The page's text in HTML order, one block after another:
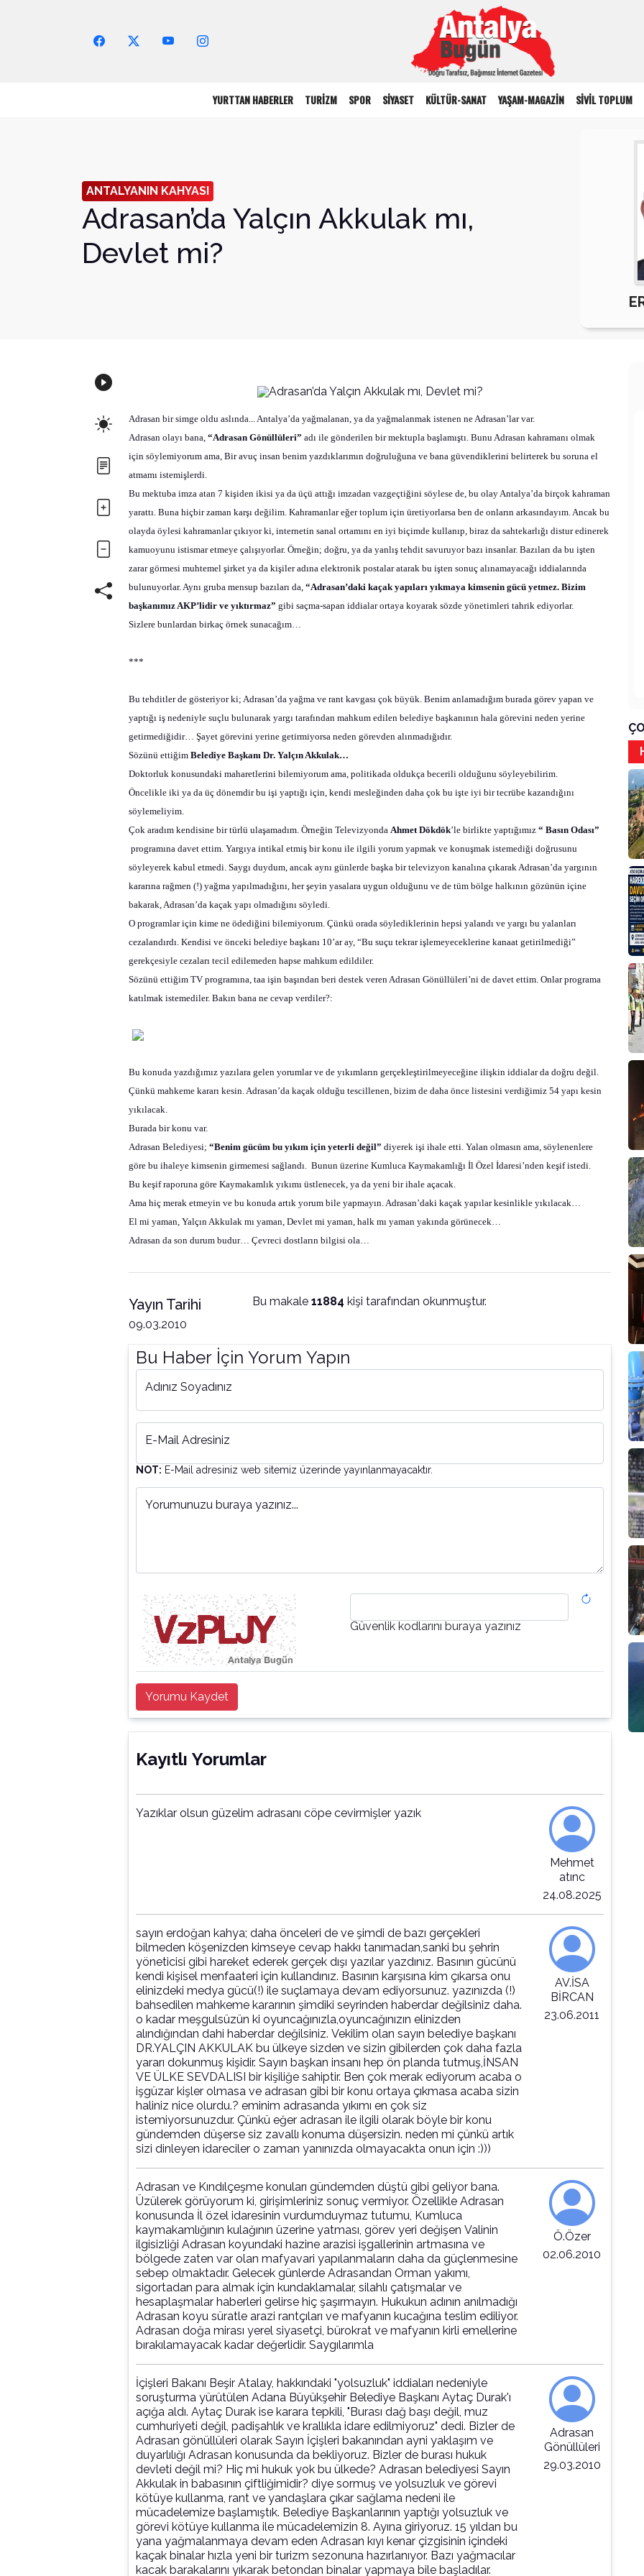
YURTTAN HABERLER TURİZM SPOR SİYASET KÜLTÜR-SANAT YAŞAM-MAGAZİN SİVİL TOPLUM
ANTALYANIN KAHYASI
Adrasan’da Yalçın Akkulak mı,
Devlet mi?
Adrasan bir simge oldu aslında... Antalya’da yağmalanan, ya da yağmalanmak istenen ne Adrasan’lar var.
Adrasan olayı bana, “Adrasan Gönüllüleri” adı ile gönderilen bir mektupla başlamıştı. Bunu Adrasan kahramanı olmak
için söylemiyorum ama, Bir avuç insan benim yazdıklarımın doğruluğuna ve bana güvendiklerini belirterek bu soruna el
atmamı istemişlerdi.
Bu mektuba imza atan 7 kişiden ikisi ya da üçü attığı imzadan vazgeçtiğini söylese de, bu olay Antalya’da birçok kahraman
yarattı. Buna hiçbir zaman karşı değilim. Kahramanlar eğer toplum için üretiyorlarsa ben de onların arkasındayım. Ancak bu
olayda öylesi kahramanlar çıkıyor ki, internetin sanal ortamını en iyi biçimde kullanıp, biraz da sahtekarlığı distur edinerek
kamuoyunu istismar etmeye çalışıyorlar. Örneğin; doğru, ya da yanlış tehdit savuruyor bazı insanlar. Bazıları da bu işten
zarar görmesi muhtemel şirket ya da kişiler adına elektronik postalar atarak bu işten sonuç alınamayacağı iddialarında
bulunuyorlar. Aynı gruba mensup bazıları da, “Adrasan’daki kaçak yapıları yıkmaya kimsenin gücü yetmez. Bizim
başkanımız AKP’lidir ve yıktırmaz” gibi saçma-sapan iddialar ortaya koyarak sözde yönetimleri tahrik ediyorlar.
Sizlere bunlardan birkaç örnek sunacağım…
***
Bu tehditler de gösteriyor ki; Adrasan’da yağma ve rant kavgası çok büyük. Benim anlamadığım burada görev yapan ve
yaptığı iş nedeniyle suçlu bulunarak yargı tarafından mahkum edilen belediye başkanının hala görevini neden yerine
getirmediğidir… Şayet görevini yerine getirmiyorsa neden görevden alınmadığıdır.
Sözünü ettiğim Belediye Başkanı Dr. Yalçın Akkulak…
Doktorluk konusundaki maharetlerini bilemiyorum ama, politikada oldukça becerili olduğunu söyleyebilirim.
Öncelikle iki ya da üç dönemdir bu işi yaptığı için, kendi mesleğinden daha çok bu işte iyi bir tecrübe kazandığını
söylemeliyim.
Çok aradım kendisine bir türlü ulaşamadım. Örneğin Televizyonda Ahmet Dökdök’le birlikte yaptığımız “ Basın Odası”
programına davet ettim. Yargıya intikal etmiş bir konu ile ilgili yorum yapmak ve konuşmak istemediği doğrusunu
söyleyerek kabul etmedi. Saygı duydum, ancak aynı günlerde başka bir televizyon kanalına çıkarak Adrasan’da yargının
kararına rağmen (!) yağma yapılmadığını, her şeyin yasalara uygun olduğunu ve de tüm bölge halkının gözünün içine
bakarak, Adrasan’da kaçak yapı olmadığını söyledi.
O programlar için kime ne ödediğini bilemiyorum. Çünkü orada söylediklerinin hepsi yalandı ve yargı bu yalanları
cezalandırdı. Kendisi ve önceki belediye başkanı 10’ar ay, “Bu suçu tekrar işlemeyeceklerine kanaat getirilmediği”
gerekçesiyle cezaları tecil edilemeden hapse mahkum edildiler.
Sözünü ettiğim TV programına, taa işin başından beri destek verenAdrasan Gönüllüleri’ni de davet ettim. Onlar programa
katılmak istemediler. Bakın bana ne cevap verdiler?:
Bu konuda yazdığımız yazılara gelen yorumlar ve de yıkımların gerçekleştirilmeyeceğine ilişkin iddialar da doğru değil.
Çünkü mahkeme kararı kesin. Adrasan’da kaçak olduğu tescillenen, bizim de daha önce listesini verdiğimiz 54 yapı kesin
yıkılacak.
Burada bir konu var.
Adrasan Belediyesi; “Benim gücüm bu yıkım için yeterli değil” diyerek işi ihale etti. Yalan olmasın ama, söylenenlere
göre bu ihaleye kimsenin girmemesi sağlandı. Bunun üzerine Kumluca Kaymakamlığı İl Özel İdaresi’nden keşif istedi.
Bu keşif raporuna göre Kaymakamlık yıkımı üstlenecek, ya da yeni bir ihale açacak.
Ama hiç merak etmeyin ve bu konuda artık yorum bile yapmayın. Adrasan’daki kaçak yapılar kesinlikle yıkılacak…
El mi yaman, Yalçın Akkulak mı yaman, Devlet mi yaman, halk mı yaman yakında görünecek…
Adrasan da son durum budur… Çevreci dostların bilgisi ola…
Yayın Tarihi
09.03.2010
Bu makale 11884 kişi tarafından okunmuştur.
Bu Haber İçin Yorum Yapın
Adınız Soyadınız
E-Mail Adresiniz
NOT: E-Mail adresiniz web sitemiz üzerinde yayınlanmayacaktır.
Yorumunuzu buraya yazınız...
Güvenlik kodlarını buraya yazınız
Yorumu Kaydet
Kayıtlı Yorumlar
Yazıklar olsun güzelim adrasanı cöpe cevirmişler yazık
Mehmet
atınc
24.08.2025
sayın erdoğan kahya; daha önceleri de ve şimdi de bazı gerçekleri
bilmeden köşenizden kimseye cevap hakkı tanımadan,sanki bu şehrin
yöneticisi gibi hareket ederek gerçek dışı yazılar yazdınız. Basının gücünü
kendi kişisel menfaateri için kullandınız. Basının karşısına kim çıkarsa onu
elinizdeki medya gücü(!) ile suçlamaya devam ediyorsunuz. yazınızda (!)
bahsedilen mahkeme kararının şimdiki seyrinden haberdar değilsiniz daha.
o kadar meşgulsüzün ki oyuncağınızla,oyuncağınızın elinizden
alındığından dahi haberdar değilsiniz. Vekilim olan sayın belediye başkanı
DR.YALÇIN AKKULAK bu ülkeye sizden ve sizin gibilerden çok daha fazla
yararı dokunmuş kişidir. Sayın başkan insanı hep ön planda tutmuş,İNSAN
VE ÜLKE SEVDALISI bir kişiliğe sahiptir. Ben çok merak ediyorum acaba o
işgüzar kişler olmasa ve adrasan gibi bir konu ortaya çıkmasa acaba sizin
haliniz nice olurdu.? eminim adrasanda yıkımı en çok siz
istemiyorsunuzdur. Çünkü eğer adrasan ile ilgili olarak böyle bir konu
gündemden düşerse siz zavallı konuma düşersizin. neden mi çünkü artık
sizi dinleyen idareciler o zaman yanınızda olmayacakta onun için :)))
AV.İSA
BİRCAN
23.06.2011
Adrasan ve Kındılçeşme konuları gündemden düştü gibi geliyor bana.
Üzülerek görüyorum ki, girişimleriniz sonuç vermiyor. Özellikle Adrasan
konusunda İl özel idaresinin vurdumduymaz tutumu, Kumluca
kaymakamlığının kulağının üzerine yatması, görev yeri değişen Valinin
ilgisizliği Adrasan koyundaki hazine arazisi işgallerinin artmasına ve
bölgede zaten var olan mafyavari yapılanmaların daha da güçlenmesine
sebep olmaktadır. Gelecek günlerde Adrasandan Orman yakımı,
sigortadan para almak için kundaklamalar, silahlı çatışmalar ve
hesaplaşmalar haberleri gelirse hiç şaşırmayın. Hukukun adının anılmadığı
Adrasan koyu süratle arazi rantçıları ve mafyanın kucağına teslim ediliyor.
Adrasan doğa mirası yerel siyasetçi, bürokrat ve mafyanın kirli emellerine
bırakılamayacak kadar değerlidir. Saygılarımla
Ö.Özer
02.06.2010
İçişleri Bakanı Beşir Atalay, hakkındaki "yolsuzluk" iddiaları nedeniyle
soruşturma yürütülen Adana Büyükşehir Belediye Başkanı Aytaç Durak'ı
açığa aldı. Aytaç Durak ise karara tepkili, "Burası dağ başı değil, muz
cumhuriyeti değil, padişahlık ve krallıkla idare edilmiyoruz" dedi. Bizler de
Adrasan gönüllüleri olarak Sayın İçişleri bakanından ayni yaklaşım ve
duyarlılığı Adrasan konusunda da bekliyoruz. Bizler de burası hukuk
devleti değil mi? Hiç mi hukuk yok bu ülkede? Adrasan belediyesi Sayın
Akkulak in babasının çiftliğimidir? diye sormuş ve yolsuzluk ve görevi
kötüye kullanma, rant ve yandaşlara çıkar sağlama nedeni ile
mücadelemize başlamıştık. Belediye Başkanlarının yaptığı yolsuzluk ve
görevi kötüye kullanma ile mücadelemizin 8. Ayına giriyoruz. 15 yıldan bu
yana yağmalanmaya devam eden Adrasan kıyı kenar çizgisinin içindeki
kaçak binalar hızla yeni bir turizm sezonuna hazırlanıyor. Bazı yağmacılar
kacak barakalarını yıkarak betondan binalar yapmaya bile başladılar.
Adrasan
Gönüllüleri
29.03.2010
Arama Yap!